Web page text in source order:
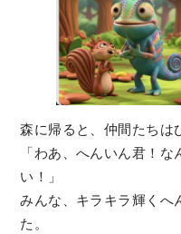
森に帰ると、仲間たちは
「わあ、へんいん君！
い！」
みんな、キラキラ輝くへ
た。